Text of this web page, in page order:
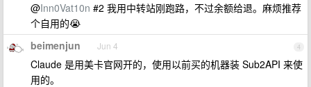
@Inn0Vat10n #2 我用中转站刚跑路，不过余额给退。麻烦推荐
个自用的😭
4
beimenjun Jun 4
Claude 是用美卡官网开的，使用以前买的机器装 Sub2API 来使
用的。